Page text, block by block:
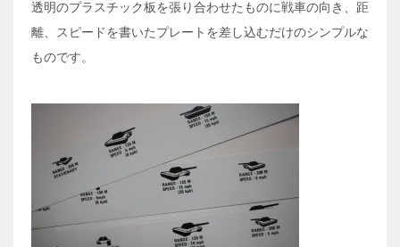
透明のプラスチック板を張り合わせたものに戦車の向き、距
離、スピードを書いたプレートを差し込むだけのシンプルな
ものです。